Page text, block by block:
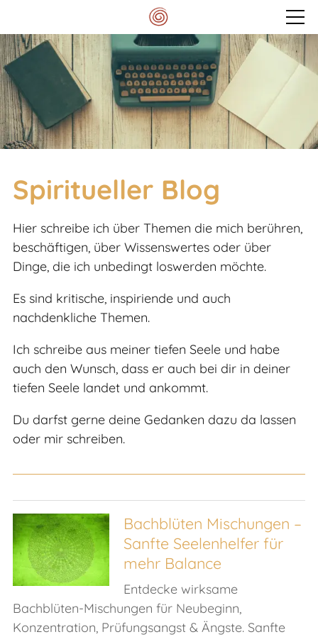
Veranstaltungen
Mein Spektrum
Meditationskissen
Kontakt
Spiritueller Blog
Hier schreibe ich über Themen die mich berühren,
beschäftigen, über Wissenswertes oder über
Dinge, die ich unbedingt loswerden möchte.
Es sind kritische, inspiriende und auch
nachdenkliche Themen.
Ich schreibe aus meiner tiefen Seele und habe
auch den Wunsch, dass er auch bei dir in deiner
tiefen Seele landet und ankommt.
Du darfst gerne deine Gedanken dazu da lassen
oder mir schreiben.
Bachblüten Mischungen –
Sanfte Seelenhelfer für
mehr Balance
Entdecke wirksame
Bachblüten-Mischungen für Neubeginn,
Konzentration, Prüfungsangst & Ängste. Sanfte